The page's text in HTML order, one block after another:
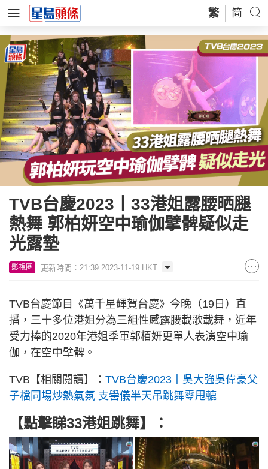
繁 简
TVB台慶2023丨33港姐露腰晒腿
熱舞 郭柏妍空中瑜伽擘髀疑似走
光露墊
影視圈 更新時間：21:39 2023-11-19 HKT
TVB台慶節目《萬千星輝賀台慶》今晚（19日）直
播，三十多位港姐分為三組性感露腰載歌載舞，近年
受力捧的2020年港姐季軍郭栢妍更單人表演空中瑜
伽，在空中擘髀。
TVB【相關閱讀】： TVB台慶2023丨吳大強吳偉豪父
子檔同場炒熱氣氛 支嚳儀半天吊跳舞零甩轆
【點擊睇33港姐跳舞】：